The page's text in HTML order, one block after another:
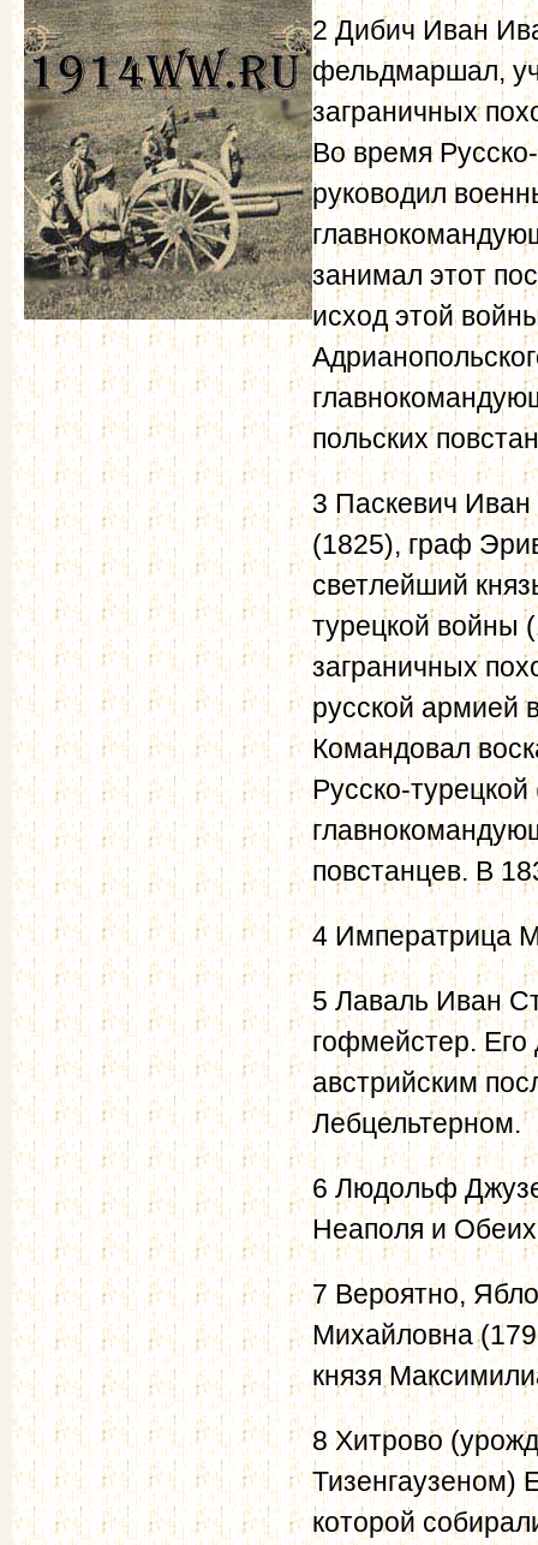
2 Дибич Иван
фельдмаршал,
заграничных
Во время
руководил
занимал этот
исход этой
польских
3 Паскевич
(1825), граф
светлейший
турецкой войны
заграничных
русской армией
Командовал
Русско-
повстанцев. В
4 Императрица
5 Лаваль Иван
гофмейстер.
австрийским
Лебцельтерном.
6 Людольф
Неаполя и
7 Вероятно,
Михайловна
князя
8 Хитрово
Тизенгаузеном)
которой